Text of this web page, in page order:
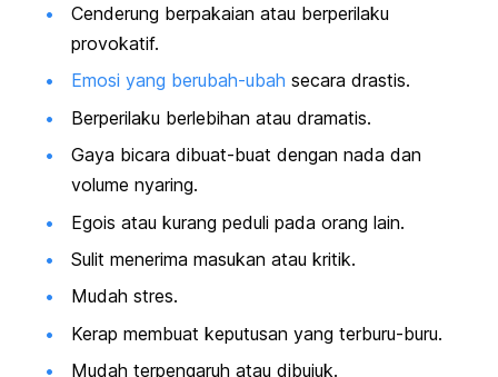
Cenderung berpakaian atau berperilaku
provokatif.
Emosi yang berubah-ubah secara drastis.
Berperilaku berlebihan atau dramatis.
Gaya bicara dibuat-buat dengan nada dan
volume nyaring.
Egois atau kurang peduli pada orang lain.
Sulit menerima masukan atau kritik.
Mudah stres.
Kerap membuat keputusan yang terburu-buru.
Mudah terpengaruh atau dibujuk.